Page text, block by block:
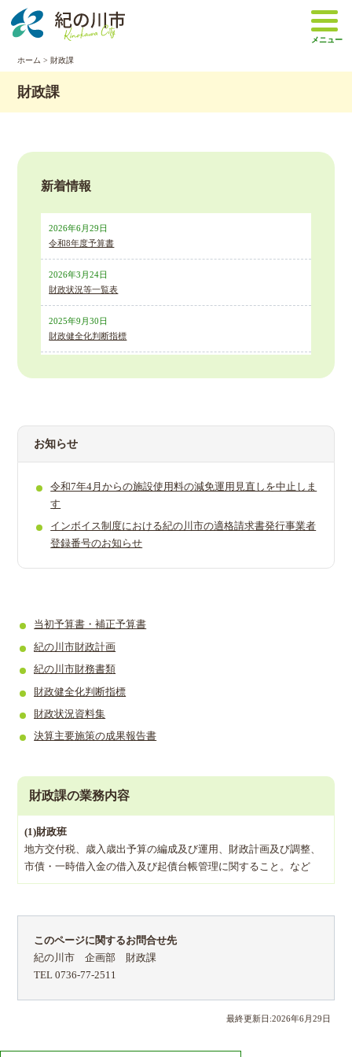
メニュー
ホーム > 財政課
財政課
新着情報
2026年6月29日
令和8年度予算書
2026年3月24日
財政状況等一覧表
2025年9月30日
財政健全化判断指標
お知らせ
令和7年4月からの施設使用料­の減免運用見直しを中止しま
す
インボイス制度における紀の川市の適格請求書発行事業者
登録番号のお知らせ
当初予算書・補正予算書
紀の川市財政計画
紀の川市財務書類
財政健全化判断指標
財政状況資料集
決算主要施策の成果報告書
財政課の業務内容
(1)財政班
地方交付税、歳入歳出予算の編成及び運用、財政計画及び調整、
市債・一時借入金の借入及び起債台帳管理に関すること。など
このページに関するお問合せ先
紀の川市 企画部 財政課
TEL 0736-77-2511
最終更新日:2026年6月 29 日